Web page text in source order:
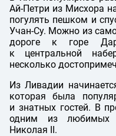
Ай-Петри из Мисхора
погулять пешком и
Учан-Су. Можно из
дороге к горе
к центральной
несколько
Из Ливадии
которая была
и знатных гостей. В
одним из любимых
Николая II.